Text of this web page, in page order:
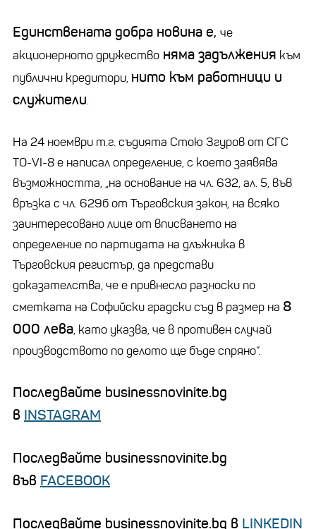
Единствената добра новина е, че
акционерното дружество няма задължения към
публични кредитори, нито към работници и
служители.
На 24 ноември т.г. съдията Стою Згуров от СГС
ТО-VI-8 е написал определение, с което заявява
възможността, „на основание на чл. 632, ал. 5, във
връзка с чл. 629б от Търговския закон, на всяко
заинтересовано лице от вписването на
определение по партидата на длъжника в
Търговския регистър, да представи
доказателства, че е привнесло разноски по
сметката на Софийски градски съд в размер на 8
000 лева, като указва, че в противен случай
производството по делото ще бъде спряно“.
Последвайте businessnovinite.bg
в INSTAGRAM
Последвайте businessnovinite.bg
във FACEBOOK
Последвайте businessnovinite.bg в LINKEDIN